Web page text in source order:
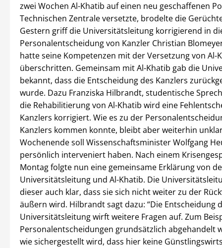
zwei Wochen Al-Khatib auf einen neu geschaffenen
Technischen Zentrale versetzte, brodelte die
Gestern griff die Universitätsleitung korrigierend in
Personalentscheidung von Kanzler Christian
hatte seine Kompetenzen mit der Versetzung von Al-
überschritten. Gemeinsam mit Al-Khatib gab die
bekannt, dass die Entscheidung des Kanzlers
wurde. Dazu Franziska Hilbrandt, studentische
die Rehabilitierung von Al-Khatib wird eine
Kanzlers korrigiert. Wie es zu der
Kanzlers kommen konnte, bleibt aber weiterhin
Wochenende soll Wissenschaftsminister Wolfgang
persönlich interveniert haben. Nach einem
Montag folgte nun eine gemeinsame Erklärung von
Universitätsleitung und Al-Khatib. Die
dieser auch klar, dass sie sich nicht weiter zu der
äußern wird. Hilbrandt sagt dazu: “Die Entscheidung
Universitätsleitung wirft weitere Fragen auf. Zum
Personalentscheidungen grundsätzlich abgehandelt
wie sichergestellt wird, dass hier keine